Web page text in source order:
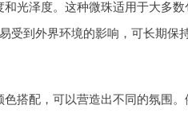
光泽度。这种微珠适用于大多
受到外界环境的影响，可长期保持
搭配，可以营造出不同的氛围